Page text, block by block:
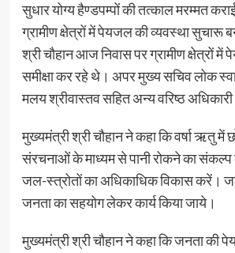
सुधार योग्य हैण्डपम्पों की तत्काल मरम्मत
ग्रामीण क्षेत्रों में पेयजल की व्यवस्था सुचारू
श्री चौहान आज निवास पर ग्रामीण क्षेत्रों में
समीक्षा कर रहे थे। अपर मुख्य सचिव लोक
मलय श्रीवास्तव सहित अन्य वरिष्ठ
मुख्यमंत्री श्री चौहान ने कहा कि वर्षा ऋतु में
संरचनाओं के माध्यम से पानी रोकने का संकल्प
जल-स्त्रोतों का अधिकाधिक विकास करें।
जनता का सहयोग लेकर कार्य किया जाये।
मुख्यमंत्री श्री चौहान ने कहा कि जनता की